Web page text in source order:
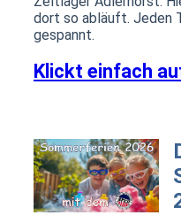
dort so abläuft. Jeden
gespannt.
Klickt einfach